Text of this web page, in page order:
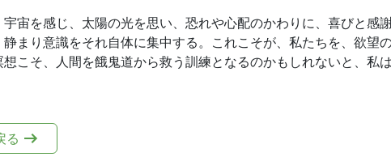
宙を感じ、太陽の光を思い、恐れや心配のかわりに、喜びと感
まり意識をそれ自体に集中する。これこそが、私たちを、欲望
こそ、人間を餓鬼道から救う訓練となるのかもしれないと、私
る